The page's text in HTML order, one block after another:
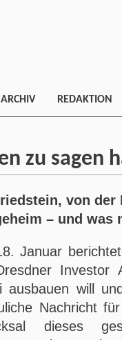
ARCHIV REDAKTION
zu sagen
von der
– und was
Januar
Investor
ausbauen will
Nachricht
dieses